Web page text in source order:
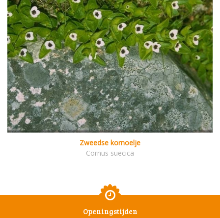
Zweedse kornoelje
Cornus suecica
Openingstijden